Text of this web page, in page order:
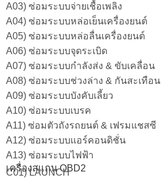
A03) ซ่อมระบบจ่ายเชื้อเพลิง
A04) ซ่อมระบบหล่อเย็นเครื่องยนต์
A05) ซ่อมระบบหล่อลื่นเครื่องยนต์
A06) ซ่อมระบบจุดระเบิด
A07) ซ่อมระบบกำลังส่ง & ขับเคลื่อน
A08) ซ่อมระบบช่วงล่าง & กันสะเทือน
A09) ซ่อมระบบบังคับเลี้ยว
A10) ซ่อมระบบเบรค
A11) ซ่อมตัวถังรถยนต์ & เฟรมแชสซี
A12) ซ่อมระบบแอร์คอนดิชั่น
A13) ซ่อมระบบไฟฟ้า
เครื่องสแกน OBD2
C01) LAUNCH